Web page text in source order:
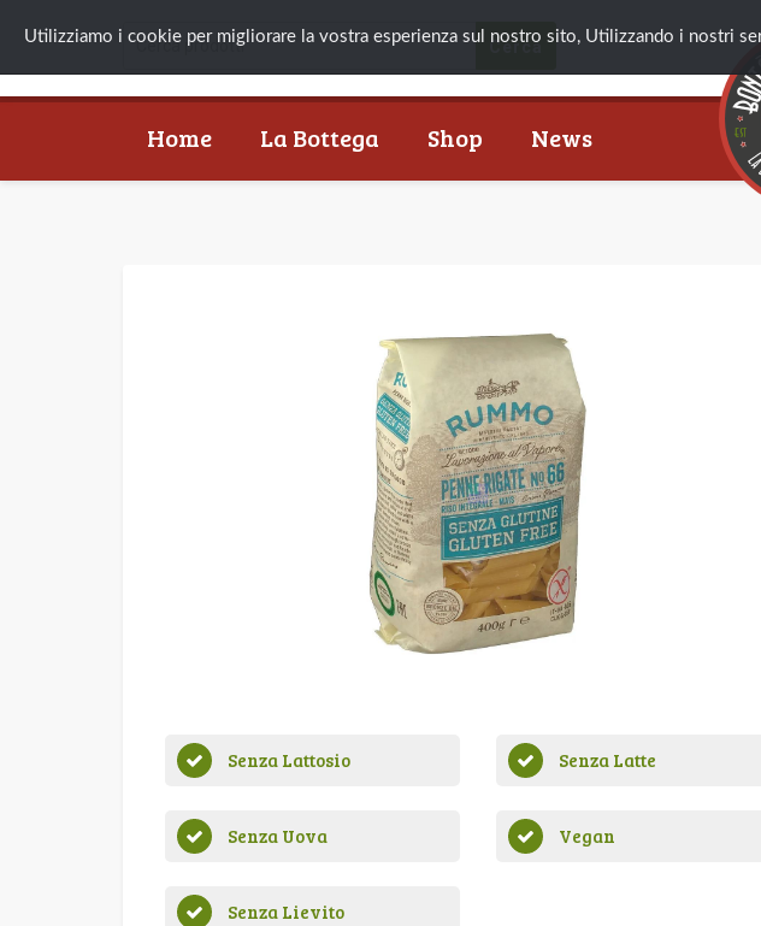
Home La Bottega Shop News
Senza Lattosio Senza Latte
Senza Uova Vegan
Senza Lievito
Utilizziamo i cookie per migliorare la vostra esperienza sul nostro sito, Utilizzando i nostri